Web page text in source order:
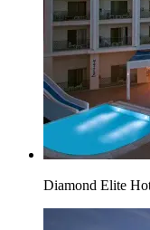
Diamond Elite